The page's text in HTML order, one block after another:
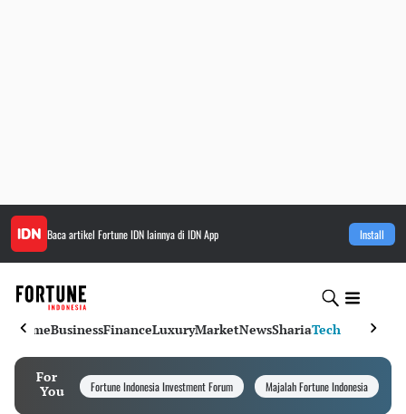
Baca artikel Fortune IDNlainnya di IDN App Install
HomeBusinessFinanceLuxuryMarketNewsShariaTech
For
You
Fortune Indonesia Investment Forum Majalah Fortune Indonesia